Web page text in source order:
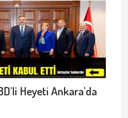
Heyeti Ankara'da